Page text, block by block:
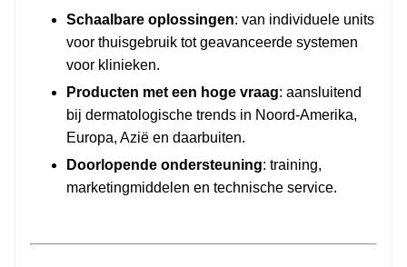
Schaalbare oplossingen: van individuele units
voor thuisgebruik tot geavanceerde systemen
voor klinieken.
Producten met een hoge vraag: aansluitend
bij dermatologische trends in Noord-Amerika,
Europa, Azië en daarbuiten.
Doorlopende ondersteuning: training,
marketingmiddelen en technische service.